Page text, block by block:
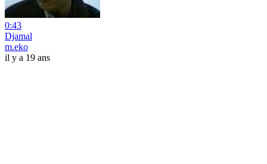
0:43
Djamal
m.eko
il y a 19 ans